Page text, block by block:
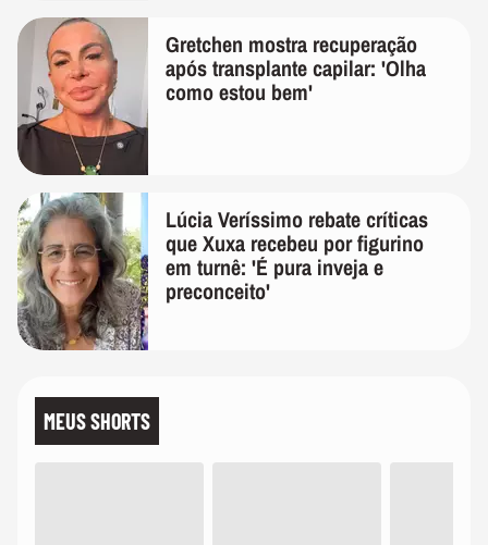
Gretchen mostra recuperação
após transplante capilar: 'Olha
como estou bem'
Lúcia Veríssimo rebate críticas
que Xuxa recebeu por figurino
em turnê: 'É pura inveja e
preconceito'
MEUS SHORTS